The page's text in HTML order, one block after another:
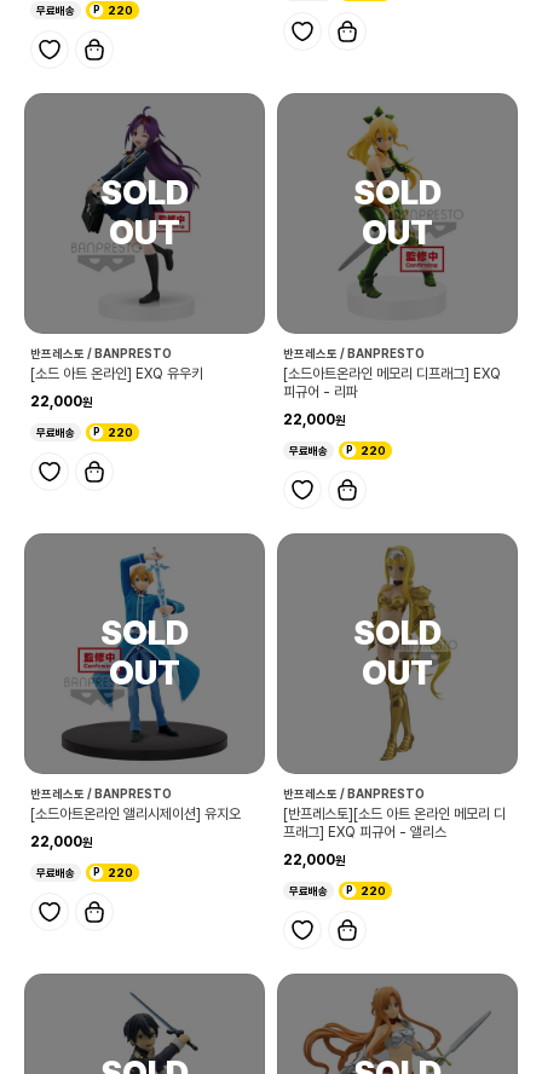
무료배송 220
반프레스토 / BANPRESTO
[소드 아트 온라인] EXQ 유우키
22,000
무료배송 220
반프레스토 / BANPRESTO
[소드아트온라인 메모리 디프래그] EXQ
피규어 - 리파
22,000
무료배송 220
반프레스토 / BANPRESTO
[소드아트온라인 앨리시제이션] 유지오
22,000
무료배송 220
반프레스토 / BANPRESTO
[반프레스토][소드 아트 온라인 메모리 디
프래그] EXQ 피규어 - 앨리스
22,000
무료배송 220